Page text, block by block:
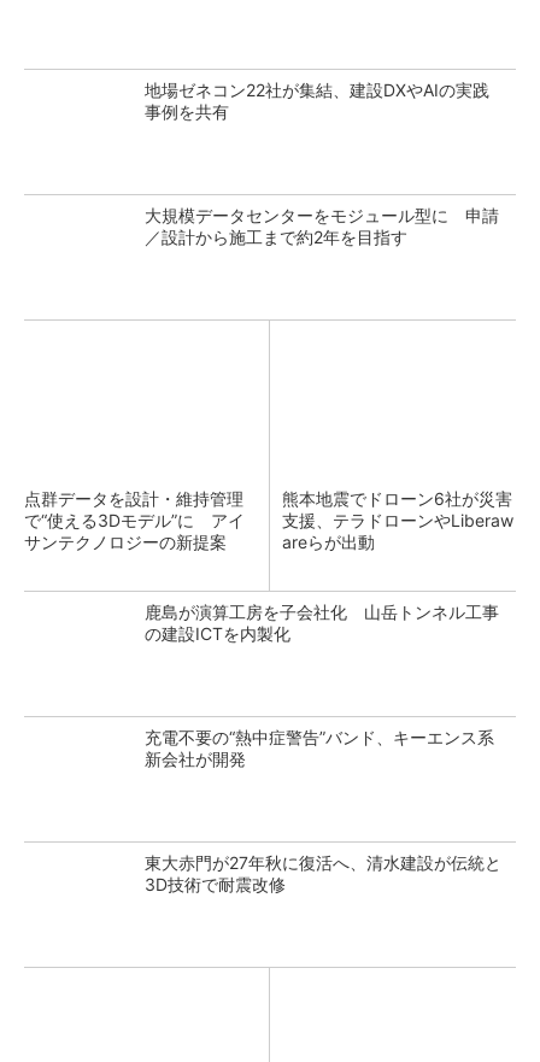
地場ゼネコン22社が集結、建設DXやAIの実践
事例を共有
大規模データセンターをモジュール型に 申請
／設計から施工まで約2年を目指す
点群データを設計・維持管理
で“使える3Dモデル”に アイ
サンテクノロジーの新提案
熊本地震でドローン6社が災害
支援、テラドローンやLiberaw
areらが出動
鹿島が演算工房を子会社化 山岳トンネル工事
の建設ICTを内製化
充電不要の“熱中症警告”バンド、キーエンス系
新会社が開発
東大赤門が27年秋に復活へ、清水建設が伝統と
3D技術で耐震改修